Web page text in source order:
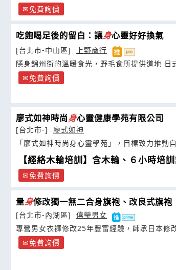
免費詢價
吃飽喝足後的留白：讓身心靈好好換氣
[台北市-中山區]
上野商行
隱身錦州街的溫暖食光，野毛食所提供道地
免費詢價
廖式如神時尚身心靈健康學苑有限公司
[台北市-]
廖式如神
「廖式如神時尚身心靈學苑」，目標致力推動
【經絡木輪培訓】含木輪、６小時培
免費詢價
量身修改獨一無二合身旗袍、改良式旗袍
[台北市-內湖區]
僖瑩男女
專營男女衣褲修改25年豐富經驗，師承日本修
免費詢價